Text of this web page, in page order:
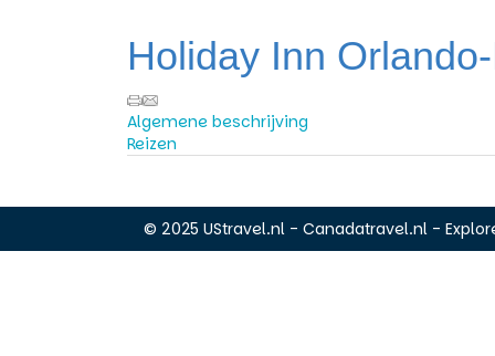
Holiday Inn
Algemene beschrijving
Reizen
© 2025 UStravel.nl - Canadatravel.nl -